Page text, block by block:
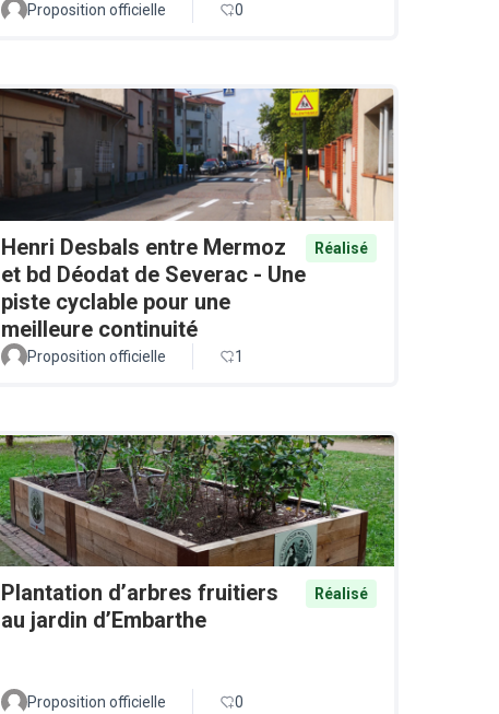
Proposition officielle 0
Henri Desbals entre Mermoz
et bd Déodat de Severac - Une
piste cyclable pour une
meilleure continuité
Réalisé
Proposition officielle 1
Plantation d’arbres fruitiers
au jardin d’Embarthe
Réalisé
Proposition officielle 0